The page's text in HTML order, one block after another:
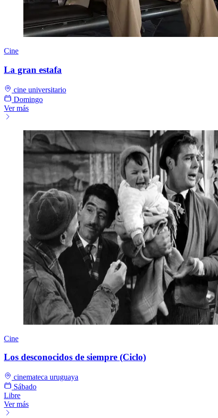
Cine
La gran estafa
cine universitario
Domingo
Ver más
Cine
Los desconocidos de siempre (Ciclo)
cinemateca uruguaya
Sábado
Libre
Ver más